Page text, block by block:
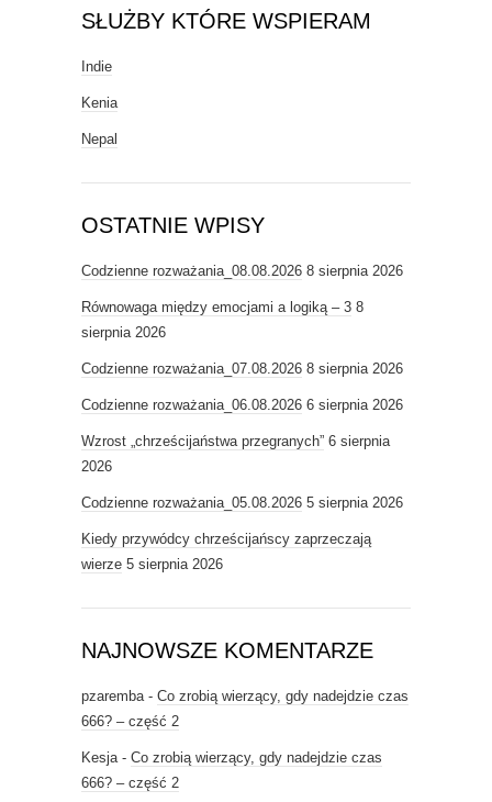
SŁUŻBY KTÓRE WSPIERAM
Indie
Kenia
Nepal
OSTATNIE WPISY
Codzienne rozważania_08.08.2026 8 sierpnia 2026
Równowaga między emocjami a logiką – 3 8
sierpnia 2026
Codzienne rozważania_07.08.2026 8 sierpnia 2026
Codzienne rozważania_06.08.2026 6 sierpnia 2026
Wzrost „chrześcijaństwa przegranych” 6 sierpnia
2026
Codzienne rozważania_05.08.2026 5 sierpnia 2026
Kiedy przywódcy chrześcijańscy zaprzeczają
wierze 5 sierpnia 2026
NAJNOWSZE KOMENTARZE
pzaremba - Co zrobią wierzący, gdy nadejdzie czas
666? – część 2
Kesja - Co zrobią wierzący, gdy nadejdzie czas
666? – część 2